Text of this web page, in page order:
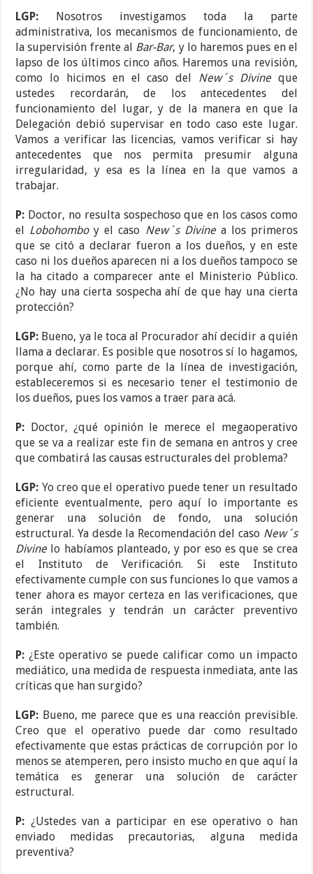
LGP:
Nosotros investigamos toda la parte
administrativa, los mecanismos de funcionamiento, de
la supervisión frente al Bar-Bar, y lo haremos pues en el
lapso de los últimos cinco años. Haremos una revisión,
como lo hicimos en el caso del New´s Divine que
ustedes recordarán, de los antecedentes del
funcionamiento del lugar, y de la manera en que la
Delegación debió supervisar en todo caso este lugar.
Vamos a verificar las licencias, vamos verificar si hay
antecedentes que nos permita presumir alguna
irregularidad, y esa es la línea en la que vamos a
trabajar.
P: Doctor, no resulta sospechoso que en los casos como
el Lobohomboy el caso New´s Divine a los primeros
que se citó a declarar fueron a los dueños, y en este
caso ni los dueños aparecen ni a los dueños tampoco se
la ha citado a comparecer ante el Ministerio Público.
¿No hay una cierta sospecha ahí de que hay una cierta
protección?
LGP: Bueno, ya le toca al Procurador ahí decidir a quién
llama a declarar. Es posible que nosotros sí lo hagamos,
porque ahí, como parte de la línea de investigación,
estableceremos si es necesario tener el testimonio de
los dueños, pues los vamos a traer para acá.
P:
Doctor, ¿qué opinión le merece el megaoperativo
que se va a realizar este fin de semana en antros y cree
que combatirá las causas estructurales del problema?
LGP: Yo creo que el operativo puede tener un resultado
eficiente eventualmente, pero aquí lo importante es
generar una solución de fondo, una solución
estructural. Ya desde la Recomendación del caso New´s
Divine lo habíamos planteado, y por eso es que se crea
el Instituto de Verificación. Si este Instituto
efectivamente cumple con sus funciones lo que vamos a
tener ahora es mayor certeza en las verificaciones, que
serán integrales y tendrán un carácter preventivo
también.
P:¿Este operativo se puede calificar como un impacto
mediático, una medida de respuesta inmediata, ante las
críticas que han surgido?
LGP: Bueno, me parece que es una reacción previsible.
Creo que el operativo puede dar como resultado
efectivamente que estas prácticas de corrupción por lo
menos se atemperen, pero insisto mucho en que aquí la
temática es generar una solución de carácter
estructural.
P: ¿Ustedes van a participar en ese operativo o han
enviado medidas precautorias, alguna medida
preventiva?